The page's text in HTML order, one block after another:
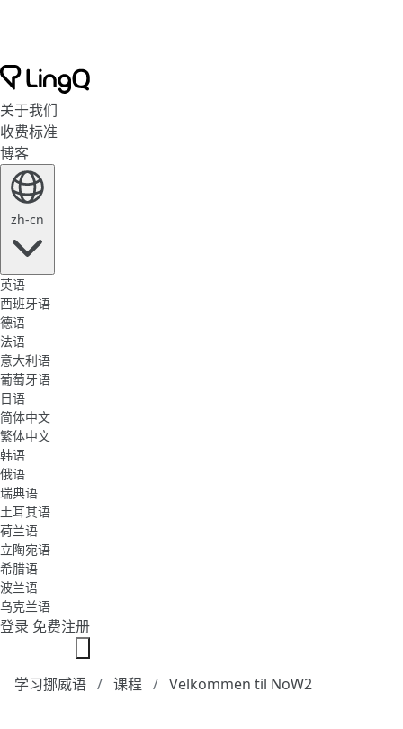
关于我们
收费标准
博客
zh-cn
英语
西班牙语
德语
法语
意大利语
葡萄牙语
日语
简体中文
繁体中文
韩语
俄语
瑞典语
土耳其语
荷兰语
立陶宛语
希腊语
波兰语
乌克兰语
登录 免费注册
学习挪威语 课程 Velkommen til NoW2